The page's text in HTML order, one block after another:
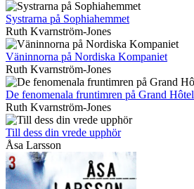
Systrarna på Sophiahemmet
Ruth Kvarnström-Jones
Väninnorna på Nordiska Kompaniet
Ruth Kvarnström-Jones
De fenomenala fruntimren på Grand Hôtel
Ruth Kvarnström-Jones
Till dess din vrede upphör
Åsa Larsson